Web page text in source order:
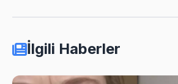
İlgili Haberler